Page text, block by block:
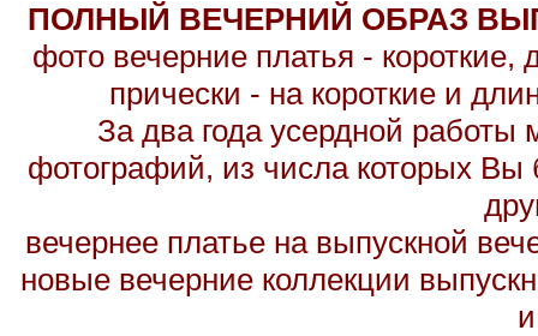
ПОЛНЫЙ ВЕЧЕРНИЙ ОБРАЗ
фото вечерние платья -
прически - на короткие и
За два года усердной
фотографий, из числа которых Вы
вечернее платье на выпускной
новые вечерние коллекции